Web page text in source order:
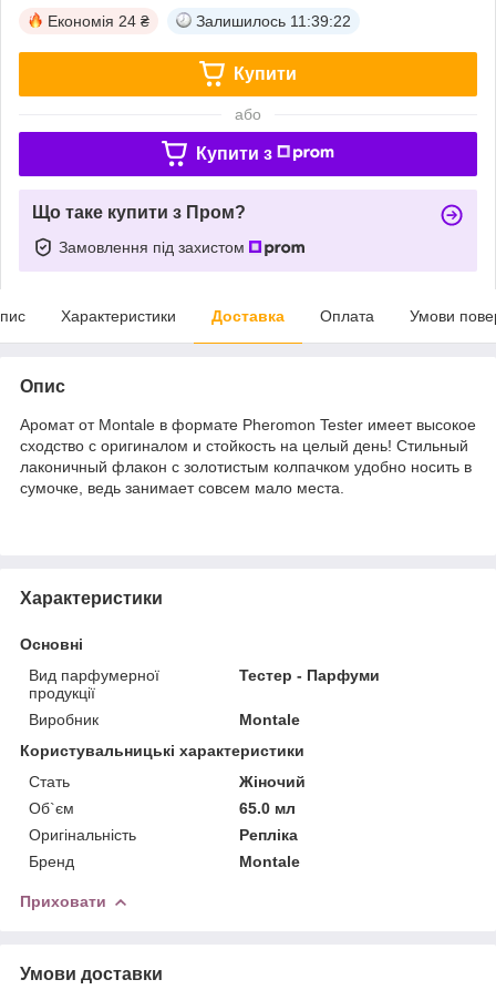
Економія 24 ₴ Залишилось 11:39:22
Купити
або
Купити з
Що таке купити з Пром?
Замовлення під захистом
Характеристики Доставка Оплата Умови
Опис
Аромат от Montale в формате Pheromon Tester имеет высокое
сходство с оригиналом и стойкость на целый день! Стильный
лаконичный флакон с золотистым колпачком удобно носить в
сумочке, ведь занимает совсем мало места.
Характеристики
Основні
Вид парфумерної
продукції
Тестер - Парфуми
Виробник
Montale
Користувальницькі характеристики
Стать
Жіночий
Об`єм
65.0 мл
Оригінальність
Репліка
Бренд
Montale
Приховати
Умови доставки